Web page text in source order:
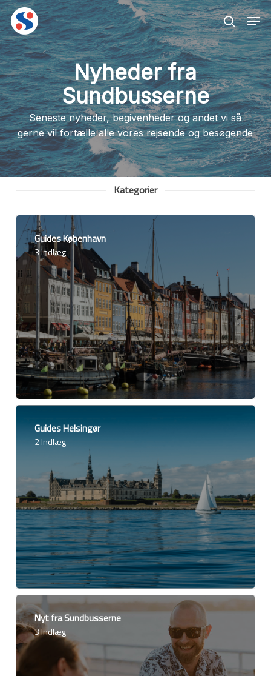
Skip
to
main
content
search
Nyheder fra
Sundbusserne
Seneste nyheder, begivenheder og andet vi så
gerne vil fortælle alle vores rejsende og besøgende
Kategorier
Guides København
3 Indlæg
Guides Helsingør
2 Indlæg
Nyt fra Sundbusserne
3 Indlæg